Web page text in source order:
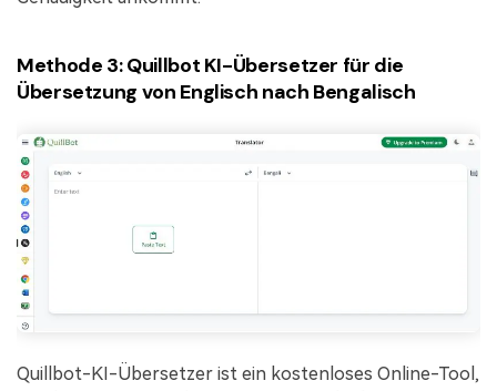
Methode 3: Quillbot KI-Übersetzer für die
Übersetzung von Englisch nach Bengalisch
Quillbot-KI-Übersetzer ist ein kostenloses Online-Tool,